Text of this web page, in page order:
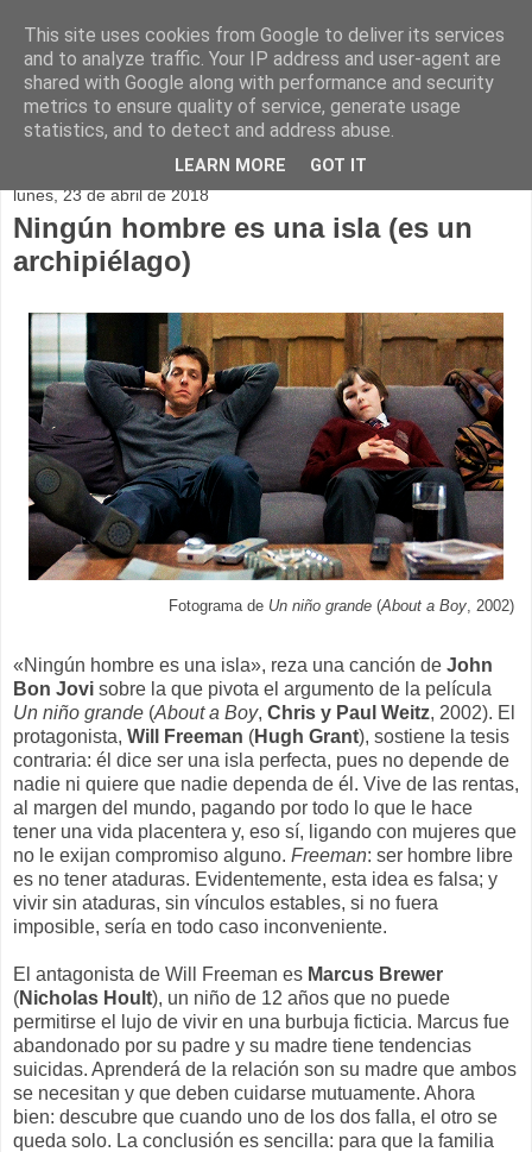
lunes, 23 de abril de 2018
Ningún hombre es una isla (es un
archipiélago)
Fotograma de Un niño grande (About a Boy , 2002)
«Ningún hombre es una isla», reza una canción de John
Bon Jovi sobre la que pivota el argumento de la película
Un niño grande (About a Boy, Chris y Paul Weitz, 2002). El
protagonista, Will Freeman (Hugh Grant), sostiene la tesis
contraria: él dice ser una isla perfecta, pues no depende de
nadie ni quiere que nadie dependa de él. Vive de las rentas,
al margen del mundo, pagando por todo lo que le hace
tener una vida placentera y, eso sí, ligando con mujeres que
no le exijan compromiso alguno. Freeman: ser hombre libre
es no tener ataduras. Evidentemente, esta idea es falsa; y
vivir sin ataduras, sin vínculos estables, si no fuera
imposible, sería en todo caso inconveniente.
El antagonista de Will Freeman es Marcus Brewer
(Nicholas Hoult), un niño de 12 años que no puede
permitirse el lujo de vivir en una burbuja ficticia. Marcus fue
abandonado por su padre y su madre tiene tendencias
suicidas. Aprenderá de la relación son su madre que ambos
se necesitan y que deben cuidarse mutuamente. Ahora
bien: descubre que cuando uno de los dos falla, el otro se
queda solo. La conclusión es sencilla: para que la familia
This site uses cookies from Google to deliver its services
and to analyze traffic. Your IP address and user-agent are
shared with Google along with performance and security
metrics to ensure quality of service, generate usage
statistics, and to detect and address abuse.
LEARN MORE GOT IT